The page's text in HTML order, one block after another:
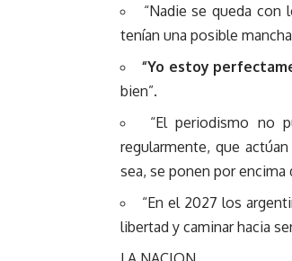
“Nadie se queda
tenían una posible
“Yo estoy
bien”.
“El periodismo no
regularmente, que
sea, se ponen por encima
“En el 2027 los
libertad y caminar hacia